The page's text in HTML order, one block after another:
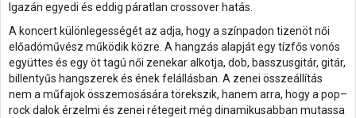
Igazán egyedi és eddig páratlan crossover hatás.
A koncert különlegességét az adja, hogy a színpadon tizenöt női
előadóművész működik közre. A hangzás alapját egy tízfős vonós
együttes és egy öt tagú női zenekar alkotja, dob, basszusgitár, gitár,
billentyűs hangszerek és ének felállásban. A zenei összeállítás
nem a műfajok összemosására törekszik, hanem arra, hogy a pop–
rock dalok érzelmi és zenei rétegeit még dinamikusabban mutassa